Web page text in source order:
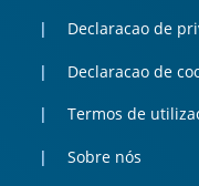
Declaracao de
Declaracao de
Termos de
Sobre nós